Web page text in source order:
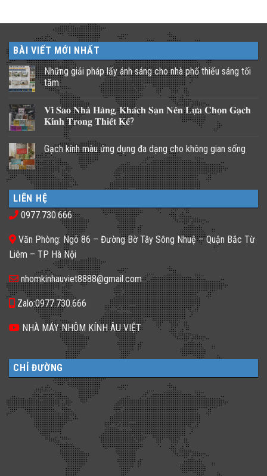
BÀI VIẾT MỚI NHẤT
Những giải pháp lấy ánh sáng cho nhà phố thiếu sáng tối
tăm
Không
bình
luận
ở
pháp
lấy
ánh
sáng
cho
nhà
phố
thiếu
sáng
tối
𝐕𝐢̀ 𝐒𝐚𝐨 𝐍𝐡𝐚̀ 𝐇𝐚̀𝐧𝐠, 𝐊𝐡𝐚́𝐜𝐡 𝐒𝐚̣𝐧 𝐍𝐞̂𝐧 𝐋𝐮̛̣𝐚 𝐂𝐡𝐨̣𝐧 𝐆𝐚̣𝐜𝐡
𝐊𝐢́𝐧𝐡 𝐓𝐫𝐨𝐧𝐠 𝐓𝐡𝐢𝐞̂́𝐭 𝐊𝐞̂́?
bình
luận
ở
𝐕𝐢̀
𝐒𝐚𝐨
𝐍𝐡𝐚̀
𝐇𝐚̀𝐧𝐠,
𝐊𝐡𝐚́𝐜𝐡
𝐒𝐚̣𝐧
𝐍𝐞̂𝐧
𝐂𝐡𝐨̣𝐧
𝐆𝐚̣𝐜𝐡
𝐊𝐢́𝐧𝐡
𝐓𝐫𝐨𝐧𝐠
𝐓𝐡𝐢𝐞̂́𝐭
𝐊𝐞̂́?
Gạch kính màu ứng dụng đa dạng cho không gian sống
Không
có
bình
luận
ở
Gạch
kính
màu
đa
dạng
cho
không
gian
sống
LIÊN HỆ
0977.730.666
Văn Phòng: Ngõ 86 – Đường Bờ Tây Sông Nhuệ – Quận Bắc Từ
Liêm – TP Hà Nội
nhomkinhauviet8888@gmail.com
Zalo:0977.730.666
NHÀ MÁY NHÔM KÍNH ÂU VIỆT
CHỈ ĐƯỜNG